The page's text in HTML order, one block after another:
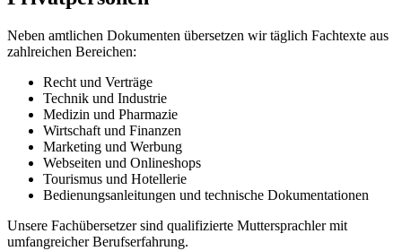
Neben amtlichen Dokumenten übersetzen wir täglich Fachtexte aus
zahlreichen Bereichen:
Recht und Verträge
Technik und Industrie
Medizin und Pharmazie
Wirtschaft und Finanzen
Marketing und Werbung
Webseiten und Onlineshops
Tourismus und Hotellerie
Bedienungsanleitungen und technische Dokumentationen
Unsere Fachübersetzer sind qualifizierte Muttersprachler mit
umfangreicher Berufserfahrung.